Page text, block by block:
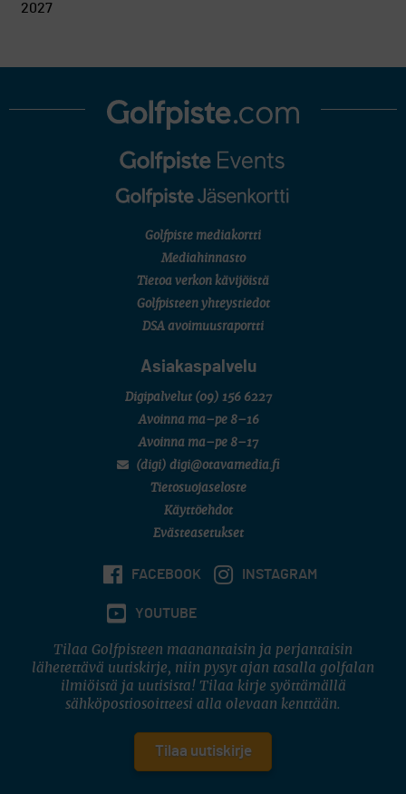
2027
Golfpiste mediakortti
Mediahinnasto
Tietoa verkon kävijöistä
Golfpisteen yhteystiedot
DSA avoimuusraportti
Asiakaspalvelu
Digipalvelut (09) 156 6227
Avoinna ma–pe 8–16
Avoinna ma–pe 8–17
(digi) digi@otavamedia.fi
Tietosuojaseloste
Käyttöehdot
Evästeasetukset
FACEBOOK INSTAGRAM
YOUTUBE
Tilaa Golfpisteen maanantaisin ja perjantaisin
lähetettävä uutiskirje, niin pysyt ajan tasalla golfalan
ilmiöistä ja uutisista! Tilaa kirje syöttämällä
sähköpostiosoitteesi alla olevaan kenttään.
Tilaa uutiskirje